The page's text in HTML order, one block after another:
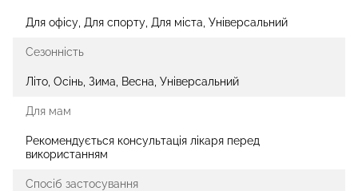
Для офісу, Для спорту, Для міста, Універсальний
Сезонність
Літо, Осінь, Зима, Весна, Універсальний
Для мам
Рекомендується консультація лікаря перед
використанням
Спосіб застосування